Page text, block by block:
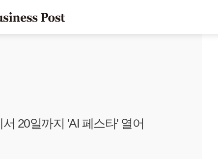
20일까지 'AI 페스타' 열어